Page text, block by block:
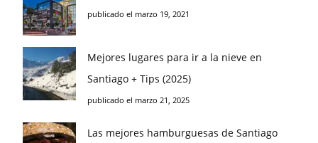
publicado el marzo 19, 2021
Mejores lugares para ir a la nieve en
Santiago + Tips (2025)
publicado el marzo 21, 2025
Las mejores hamburguesas de Santiago